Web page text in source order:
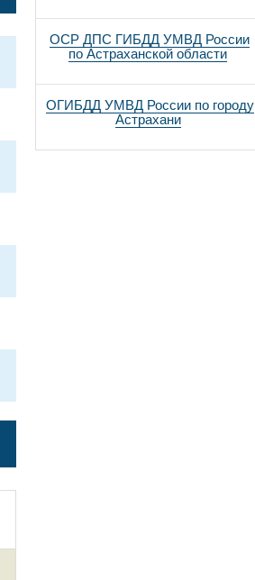
ОСР ДПС ГИБДД УМВД России
по Астраханской области
ОГИБДД УМВД России по городу
Астрахани